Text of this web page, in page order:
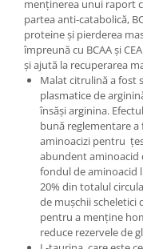
menținerea unui raport
partea anti-catabolică,
proteine ​​și pierderea
împreună cu BCAA și
și ajută la recuperarea
Malat citrulină a fost
plasmatice de
însăși arginina.
bună reglementare a
aminoacizi pentru
abundent aminoacid
fondul de aminoacid
20% din totalul
de mușchii scheletici
pentru a menține
reduce rezervele de